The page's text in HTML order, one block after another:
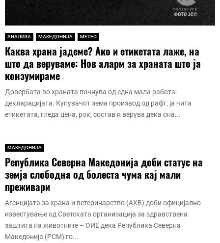
АНАЛИЗА МАКЕДОНИЈА МЕТЕО
Каква храна јадеме? Ако и етикетата лаже, на
што да веруваме: Нов аларм за храната што ја
конзумираме
Довербата во храната почнува од една мала работа:
декларацијата. Купувачот зема производ од рафт, ја чита
етикетата, гледа цена, рок, состав и верува дека она...
МАКЕДОНИЈА
Република Северна Македонија доби статус на
земја слободна од болеста чума кај мали
преживари
Агенцијата за храна и ветеринарство (АХВ) доби официјално
известување од Светската организација за здравствена
заштита на животните – ОИЕ дека Република Северна
Македонија (РСМ) го...